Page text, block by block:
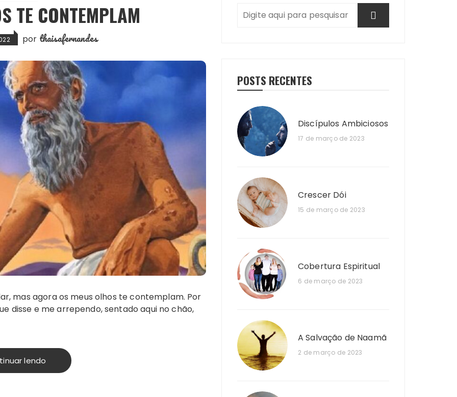
TE CONTEMPLAM
por thaisafernandes
mas agora os meus olhos te contemplam. Por
disse e me arrependo, sentado aqui no chão,
lendo
POSTS RECENTES
Discípulos Ambiciosos
17 de março de 2023
Crescer Dói
15 de março de 2023
Cobertura Espiritual
6 de março de 2023
A Salvação de Naamã
2 de março de 2023